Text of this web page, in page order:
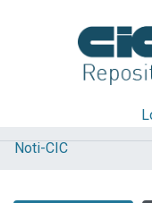
Explorar
Noti-CIC